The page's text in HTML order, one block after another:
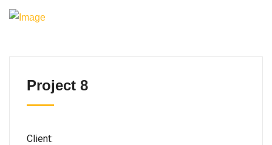
Project 8
Client: